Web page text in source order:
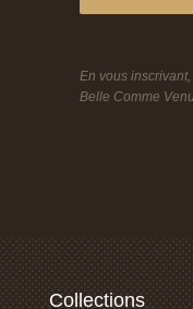
En vous
Belle Comme
Collections